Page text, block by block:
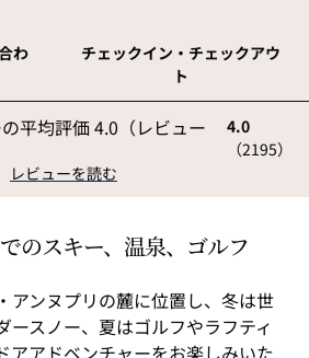
わ
問い合わせ チェックイン・チェックアウ
ト
4.0
（2195）
レビューを読む
のスキー、温泉、ゴルフ
アンヌプリの麓に位置し、冬は世
ースノー、夏はゴルフやラフティ
アアドベンチャーをお楽しみいた